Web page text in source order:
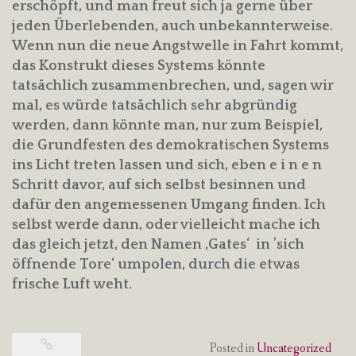
erschöpft, und man freut sich ja gerne über
jeden Überlebenden, auch unbekannterweise.
Wenn nun die neue Angstwelle in Fahrt kommt,
das Konstrukt dieses Systems könnte
tatsächlich zusammenbrechen, und, sagen wir
mal, es würde tatsächlich sehr abgründig
werden, dann könnte man, nur zum Beispiel,
die Grundfesten des demokratischen Systems
ins Licht treten lassen und sich, eben e i n e n
Schritt davor, auf sich selbst besinnen und
dafür den angemessenen Umgang finden. Ich
selbst werde dann, oder vielleicht mache ich
das gleich jetzt, den Namen ‚Gates‘ in ’sich
öffnende Tore‘ umpolen, durch die etwas
frische Luft weht.
Posted inUncategorized